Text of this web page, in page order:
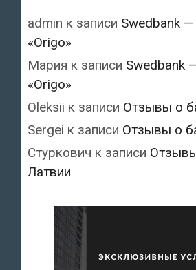
admin к записи Swedbank
«Origo»
Мария к записи Swedbank
«Origo»
Oleksii к записи Отзывы о
Sergei к записи Отзывы о
Стуркович к записи
Латвии